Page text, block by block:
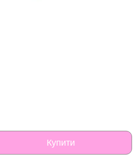
Купити